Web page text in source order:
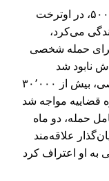
، بانک سرمایه‌گذاری فورچون ۵۰۰، در اوترخت
می‌کرد،
برای حمله شخصی
نابود شد
(تجهیزات کامپیوتری، مبلمان، وسایل شخصی، بیش از ۳۰٬۰۰۰
قضاییه مواجه شد
حمله، دو ماه
علاقه‌مند
به او اعتراف کرد